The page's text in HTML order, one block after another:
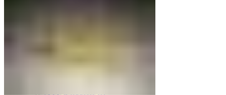
GSR600 06-10
GSX-1300R Hayabusa 08-16